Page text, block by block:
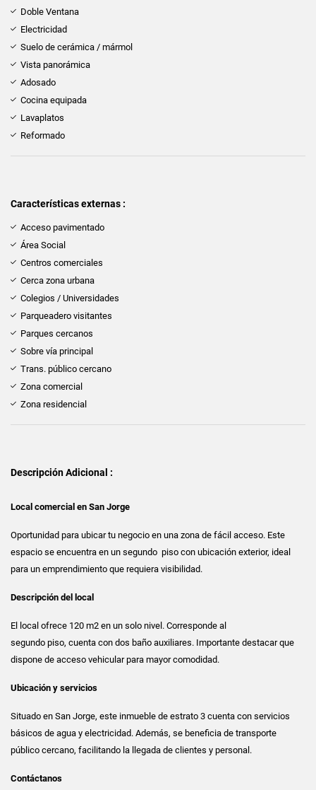
Doble Ventana
Electricidad
Suelo de cerámica / mármol
Vista panorámica
Adosado
Cocina equipada
Lavaplatos
Reformado
Características externas :
Acceso pavimentado
Área Social
Centros comerciales
Cerca zona urbana
Colegios / Universidades
Parqueadero visitantes
Parques cercanos
Sobre vía principal
Trans. público cercano
Zona comercial
Zona residencial
Descripción Adicional :
Local comercial en San Jorge
Oportunidad para ubicar tu negocio en una zona de fácil acceso. Este
espacio se encuentra en un segundo piso con ubicación exterior, ideal
para un emprendimiento que requiera visibilidad.
Descripción del local
El local ofrece 120 m2 en un solo nivel. Corresponde al
segundo piso, cuenta con dos baño auxiliares. Importante destacar que
dispone de acceso vehicular para mayor comodidad.
Ubicación y servicios
Situado en San Jorge, este inmueble de estrato 3 cuenta con servicios
básicos de agua y electricidad. Además, se beneficia de transporte
público cercano, facilitando la llegada de clientes y personal.
Contáctanos